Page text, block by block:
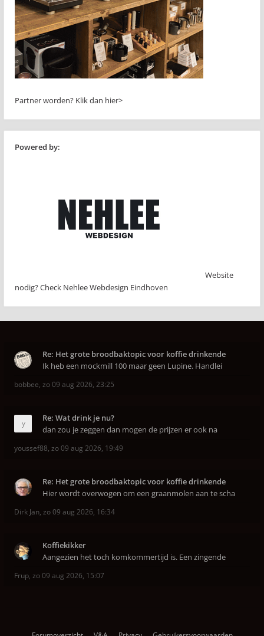
Partner worden? Klik dan hier>
Powered by:
Website
nodig? Check Nehlee Webdesign Eindhoven
Re: Het grote broodbaktopic voor koffie drinkende
Ik heb een mockmill 100 maar geen Lupine. Handlei
bobbee, zo 09 aug 2026, 23:25
Re: Wat drink je nu?
dan zou je zeggen dan mogen de prijzen er ook na
youssef88, zo 09 aug 2026, 19:49
Re: Het grote broodbaktopic voor koffie drinkende
Hier wordt overwogen om een graanmolen aan te scha
Dirk Jan, zo 09 aug 2026, 16:34
Koffiekikker
Aangezien het toch komkommertijd is. Een zingende
Frup, zo 09 aug 2026, 15:07